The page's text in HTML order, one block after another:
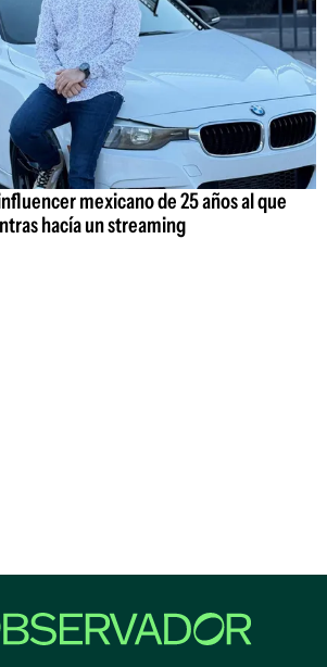
mexicano de 25 años al que
hacía un streaming